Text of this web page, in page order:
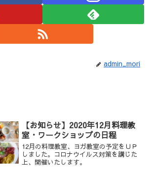
admin_mori
【お知らせ】2020年12月料理教
室・ワークショップの日程
12月の料理教室、ヨガ教室の予定をＵＰ
しました。コロナウイルス対策を講じた
上、開催いたします。